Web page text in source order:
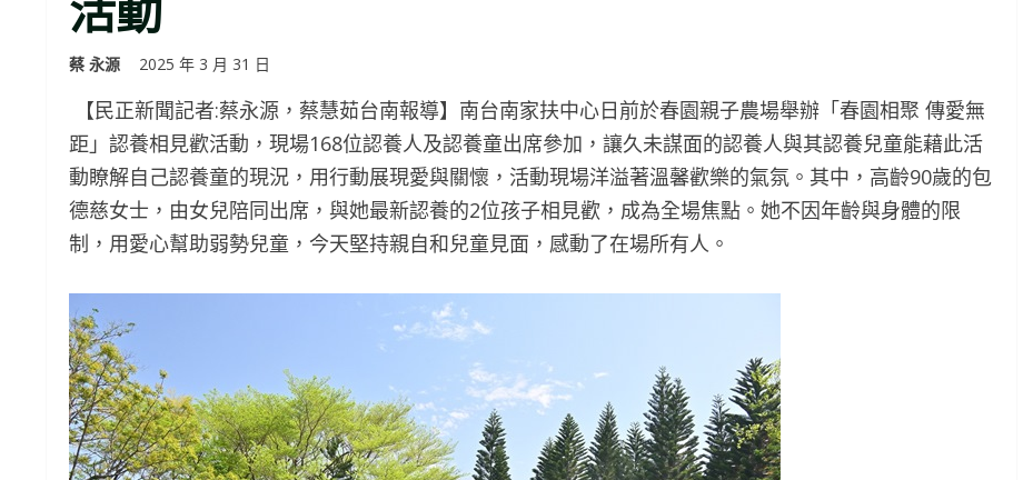
蔡 永源 2025 年 3 月 31 日
【民正新聞記者:蔡永源，蔡慧茹台南報導】南台南家扶中心日前於春園親子農場舉辦「春園相聚 傳愛無
距」認養相見歡活動，現場168位認養人及認養童出席參加，讓久未謀面的認養人與其認養兒童能藉此活
動瞭解自己認養童的現況，用行動展現愛與關懷，活動現場洋溢著溫馨歡樂的氣氛。其中，高齡90歲的包
德慈女士，由女兒陪同出席，與她最新認養的2位孩子相見歡，成為全場焦點。她不因年齡與身體的限
制，用愛心幫助弱勢兒童，今天堅持親自和兒童見面，感動了在場所有人。